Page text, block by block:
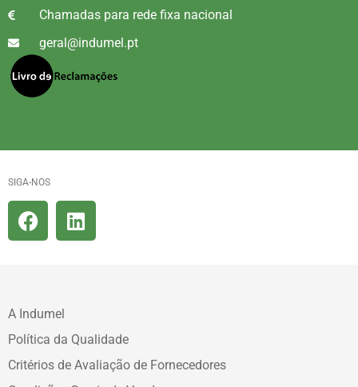
Chamadas para rede fixa nacional
geral@indumel.pt
SIGA-NOS
A Indumel
Política da Qualidade
Critérios de Avaliação de Fornecedores